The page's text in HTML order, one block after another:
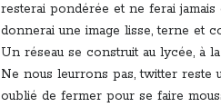
resterai pondérée et ne ferai
donnerai une image lisse, terne et
Un réseau se construit au lycée, à
Ne nous leurrons pas, twitter reste
oublié de fermer pour se faire